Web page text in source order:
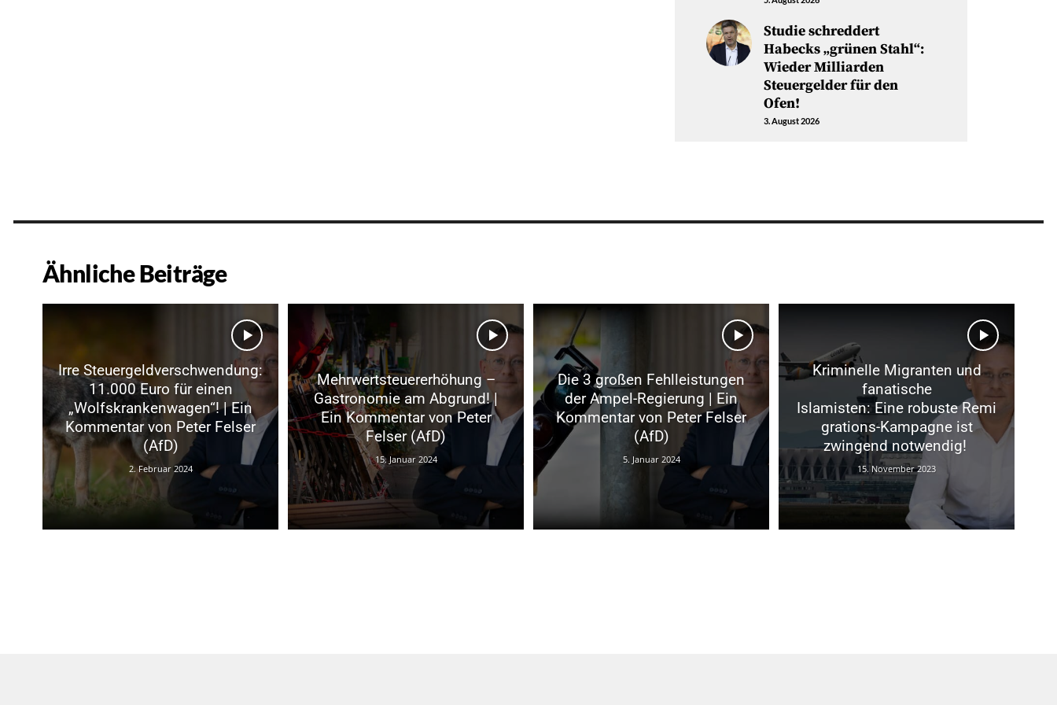
Studie schreddert
Habecks „grünen Stahl“:
Wieder Milliarden
Steuergelder für den
Ofen!
3. August 2026
Ähnliche Beiträge
Irre Steuergeldverschwendung:
11.000 Euro für einen
„Wolfskrankenwagen“! | Ein
Kommentar von Peter Felser
(AfD)
2. Februar 2024
Mehrwertsteuererhöhung –
Gastronomie am Abgrund! |
Ein Kommentar von Peter
Felser (AfD)
15. Januar 2024
Die 3 großen Fehlleistungen
der Ampel-Regierung | Ein
Kommentar von Peter Felser
(AfD)
5. Januar 2024
Kriminelle Migranten und
fanatische
Islamisten: Eine robuste Remi
grations-Kampagne ist
zwingend notwendig!
15. November 2023